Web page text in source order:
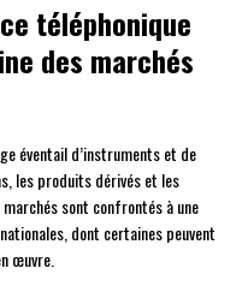
téléphonique
des marchés
éventail d’instruments et de
les produits dérivés et les
sont confrontés à une
dont certaines peuvent
œuvre.